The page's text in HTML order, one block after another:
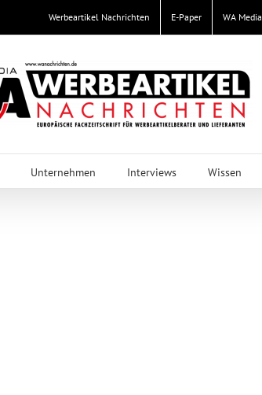
Werbeartikel Nachrichten E-Paper WA Media
Unternehmen Interviews Wissen